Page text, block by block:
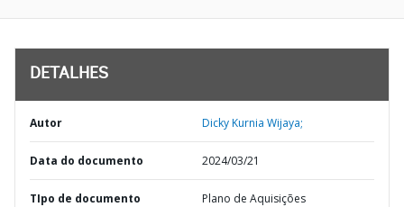
DETALHES
Autor Dicky Kurnia Wijaya;
Data do documento 2024/03/21
TIpo de documento Plano de Aquisições